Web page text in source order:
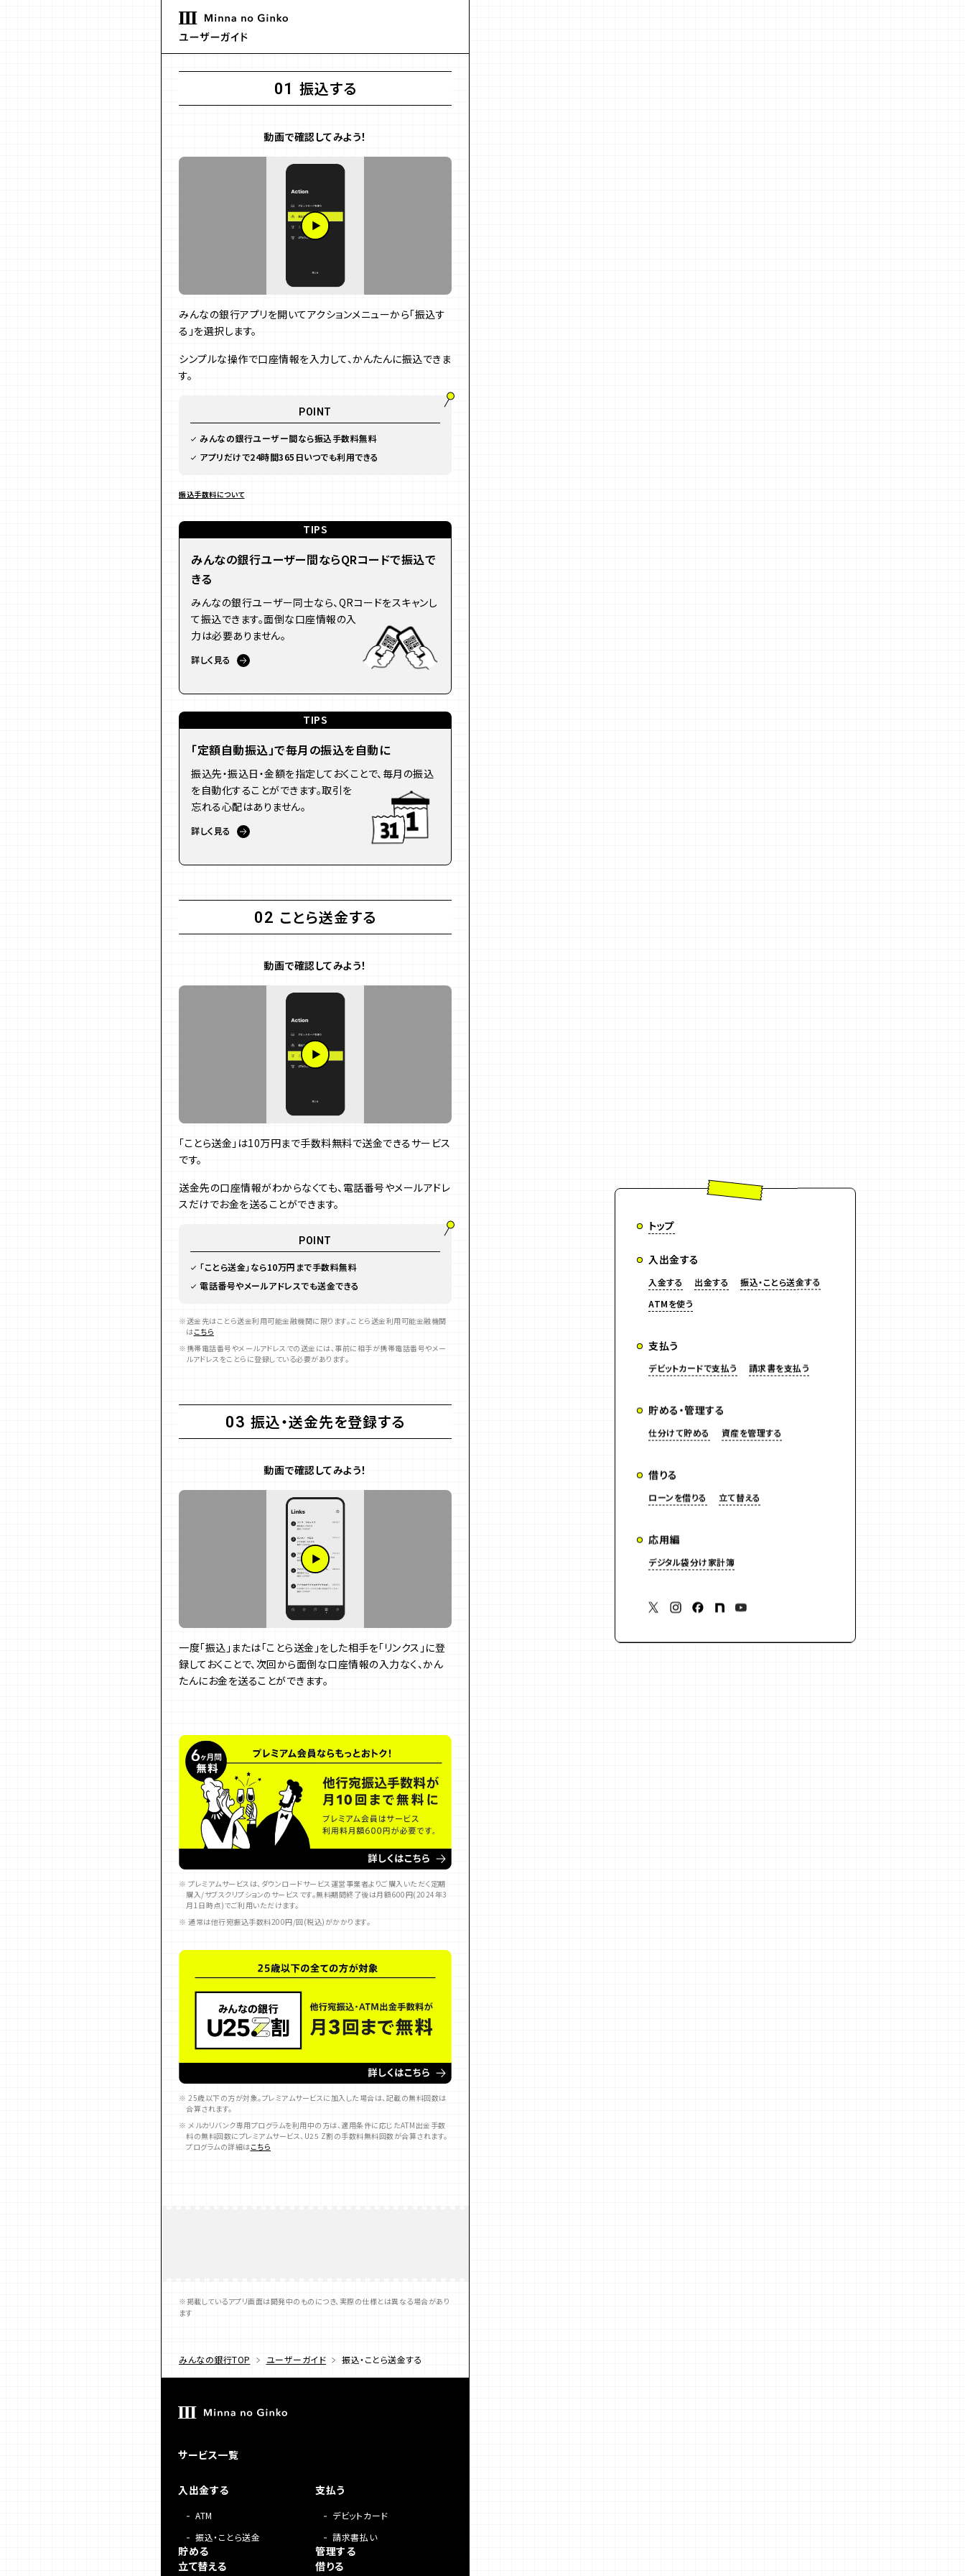
トップ
入出金する
入金する 出金する
振込・ことら送金する
ATMを使う
支払う
デビットカードで支払う 請求書を支払う
貯める・管理する
仕分けて貯める 資産を管理する
借りる
ローンを借りる 立て替える
応用編
デジタル袋分け家計簿
01 振込する
動画で確認してみよう！
みんなの銀行アプリを開いてアクションメニューから「振込す
る」を選択します。
シンプルな操作で口座情報を入力して、かんたんに振込できま
す。
POINT
みんなの銀行ユーザー間なら振込手数料無料
アプリだけで24時間365日いつでも利用できる
振込手数料について
TIPS
みんなの銀行ユーザー間ならQRコードで振込で
きる
みんなの銀行ユーザー同士なら、QRコードをスキャンし
て振込できます。面倒な口座情報の入
力は必要ありません。
詳しく見る
TIPS
「定額自動振込」で毎月の振込を自動に
振込先・振込日・金額を指定しておくことで、毎月の振込
を自動化することができます。取引を
忘れる心配はありません。
詳しく見る
02 ことら送金する
動画で確認してみよう！
「ことら送金」は10万円まで手数料無料で送金できるサービス
です。
送金先の口座情報がわからなくても、電話番号やメールアドレ
スだけでお金を送ることができます。
POINT
「ことら送金」なら10万円まで手数料無料
電話番号やメールアドレスでも送金できる
送金先はことら送金利用可能金融機関に限ります。ことら送金利用可能金融機関
はこちら
携帯電話番号やメールアドレスでの送金には、事前に相手が携帯電話番号やメー
ルアドレスをことらに登録している必要があります。
03 振込・送金先を登録する
動画で確認してみよう！
一度「振込」または「ことら送金」をした相手を「リンクス」に登
録しておくことで、次回から面倒な口座情報の入力なく、かん
たんにお金を送ることができます。
※ プレミアムサービスは、ダウンロードサービス運営事業者よりご購入いただく定期
購入/サブスクリプションのサービスです。無料期間終了後は月額600円(2024年3
月1日時点)でご利用いただけます。
※ 通常は他行宛振込手数料200円/回(税込)がかかります。
※ 25歳以下の方が対象。プレミアムサービスに加入した場合は、記載の無料回数は
合算されます。
※ メルカリバンク専用プログラムを利用中の方は、適用条件に応じたATM出金手数
料の無料回数にプレミアムサービス、U25 Z割の手数料無料回数が合算されます。
プログラムの詳細はこちら
※掲載しているアプリ画面は開発中のものにつき、実際の仕様とは異なる場合があり
ます
みんなの銀行TOP ユーザーガイド 振込・ことら送金する
サービス一覧
入出金する
ATM
振込・ことら送金
支払う
デビットカード
請求書払い
貯める
管理する
立て替える
借りる